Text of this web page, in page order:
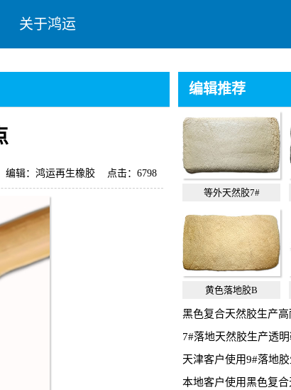
关于鸿运
点击：6798
编辑：鸿运再生橡胶
编辑推荐
等外天然胶7#
黄色落地胶B
黑色复合天然胶生产
7#落地天然胶生产透
天津客户使用9#落地
本地客户使用黑色复